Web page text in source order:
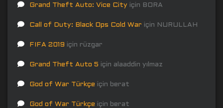
Grand Theft Auto: Vice City için BORA
Call of Duty: Black Ops Cold War için NURULLAH
FIFA 2019 için rüzgar
Grand Theft Auto 5 için alaaddin yılmaz
God of War Türkçe için berat
God of War Türkçe için berat